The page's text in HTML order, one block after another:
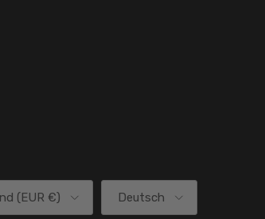
(EUR €)
Sprache
Deutsch